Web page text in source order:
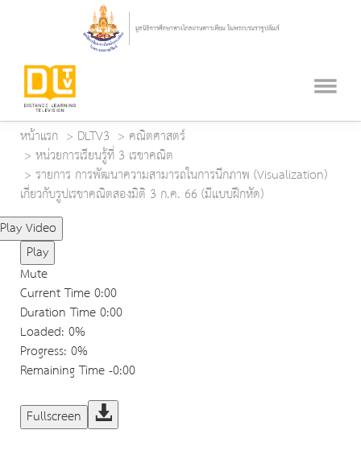
หน้าแรก DLTV3
คณิตศาสตร์
หน่วยการเรียนรู้ที่ 3 เรขาคณิต
รายการ การพัฒนาความสามารถในการนึกภาพ (Visualization)
เกี่ยวกับรูปเรขาคณิตสองมิติ 3 ก.ค. 66 (มีแบบฝึกหัด)
Play Video
Play
Mute
Current Time0:00
Duration Time0:00
Loaded: 0%
Progress: 0%
Remaining Time-0:00
Fullscreen